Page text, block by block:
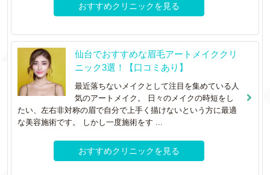
おすすめクリニックを見る
仙台でおすすめな眉毛アートメイククリ
ニック3選！【口コミあり】
最近落ちないメイクとして注目を集めている人
気のアートメイク。 日々のメイクの時短をし
たい、左右非対称の眉で自分で上手く描けないという方に最適
な美容施術です。 しかし一度施術をす ...
おすすめクリニックを見る